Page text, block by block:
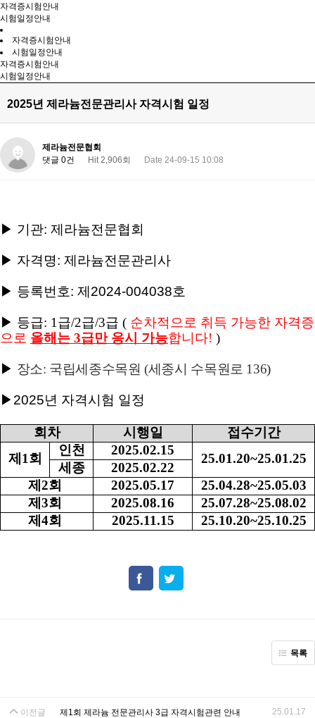
자격증시험안내
시험일정안내
자격증시험안내
시험일정안내
자격증시험안내
시험일정안내
2025년 제라늄전문관리사 자격시험 일정
제라늄전문협회
댓글 0건
Hit 2,906회 Date 24-09-15 10:08
▶ 기관: 제라늄전문협회
▶ 자격명: 제라늄전문관리사
▶ 등록번호: 제2024-004038호
▶ 등급: 1급/2급/3급 ( 순차적으로 취득 가능한 자격증
으로 올해는 3급만 응시 가능합니다! )
▶ 장소: 국립세종수목원 (세종시 수목원로 136)
▶2025년 자격시험 일정
회차 시행일
접수기간
제 1회
인천 2025.02.15
25.01.20~25.01.25
세종
2025.02.22
제 2회 2025.05.17
25.04.28~25.05.03
제 3회 2025.08.16
25.07.28~25.08.02
제 4회 2025.11.15 25.10.20~25.10.25
목록
이전글 제1회 제라늄 전문관리사 3급 자격시험관련 안내 25.01.17